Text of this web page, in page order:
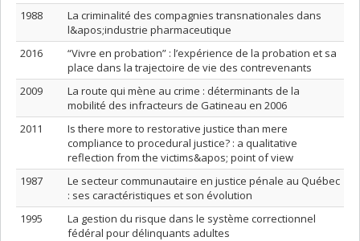
1988
La criminalité des compagnies transnationales dans
l&apos;industrie pharmaceutique
2016
“Vivre en probation” : l’expérience de la probation et sa
place dans la trajectoire de vie des contrevenants
2009
La route qui mène au crime : déterminants de la
mobilité des infracteurs de Gatineau en 2006
2011
Is there more to restorative justice than mere
compliance to procedural justice? : a qualitative
reflection from the victims&apos; point of view
1987
Le secteur communautaire en justice pénale au Québec
: ses caractéristiques et son évolution
1995
La gestion du risque dans le système correctionnel
fédéral pour délinquants adultes